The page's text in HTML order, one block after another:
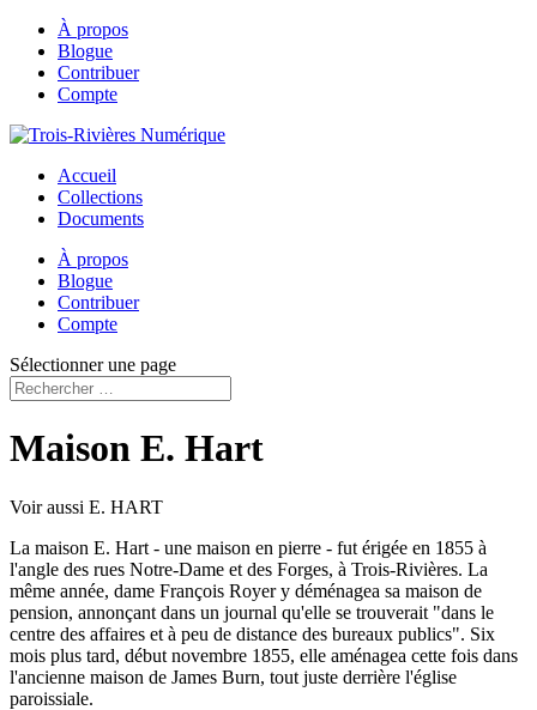
À propos
Blogue
Contribuer
Compte
Accueil
Collections
Documents
À propos
Blogue
Contribuer
Compte
Sélectionner une page
Maison E. Hart
Voir aussi E. HART
La maison E. Hart - une maison en pierre - fut érigée en 1855 à
l'angle des rues Notre-Dame et des Forges, à Trois-Rivières. La
même année, dame François Royer y déménagea sa maison de
pension, annonçant dans un journal qu'elle se trouverait "dans le
centre des affaires et à peu de distance des bureaux publics". Six
mois plus tard, début novembre 1855, elle aménagea cette fois dans
l'ancienne maison de James Burn, tout juste derrière l'église
paroissiale.